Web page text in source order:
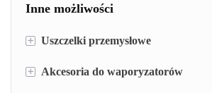
Inne możliwości
+ Uszczelki przemysłowe
Pierścień uszczelniający silikonowy
+ Akcesoria do waporyzatorów